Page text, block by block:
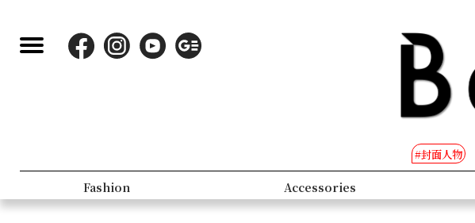
#封面人物
Fashion Accessories